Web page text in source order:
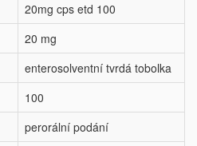
20mg cps etd 100
20 mg
enterosolventní tvrdá tobolka
100
perorální podání